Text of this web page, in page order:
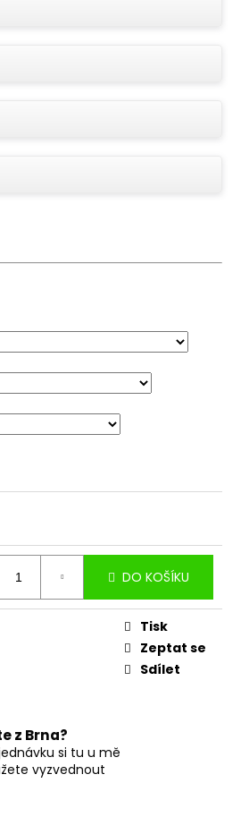
DO KOŠÍKU
Tisk
Zeptat se
Sdílet
z Brna?
si tu u mě
vyzvednout